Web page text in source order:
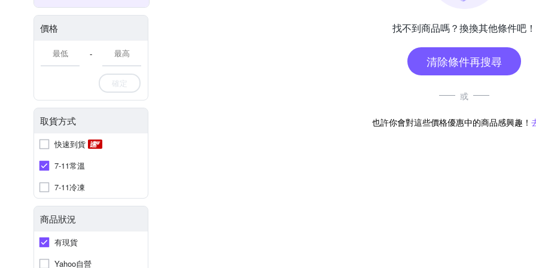
價格
-
確定
取貨方式
快速到貨
7-11常溫
7-11冷凍
商品狀況
有現貨
Yahoo自營
找不到商品嗎？換換其他條件吧！
清除條件再搜尋
或
也許你會對這些價格優惠中的商品感興趣！